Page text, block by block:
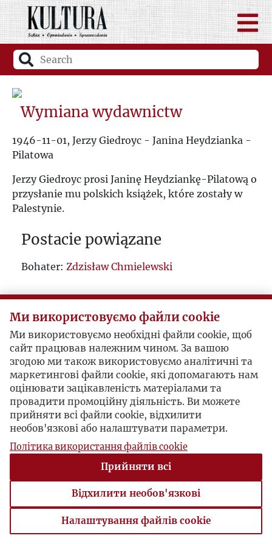
Wymiana wydawnictw
1946-11-01, Jerzy Giedroyc - Janina Heydzianka -
Pilatowa
Jerzy Giedroyc prosi Janinę Heydziankę-Pilatową o
przysłanie mu polskich książek, które zostały w
Palestynie.
Postacie powiązane
Bohater: Zdzisław Chmielewski
Ми використовуємо файли cookie
Ми використовуємо необхідні файли cookie, щоб
сайт працював належним чином. За вашою
згодою ми також використовуємо аналітичні та
маркетингові файли cookie, які допомагають нам
оцінювати зацікавленість матеріалами та
провадити промоційну діяльність. Ви можете
прийняти всі файли cookie, відхилити
необов'язкові або налаштувати параметри.
Політика використання файлів cookie
Прийняти всі
Відхилити необов'язкові
Налаштування файлів cookie
Налаштування файлів cookie